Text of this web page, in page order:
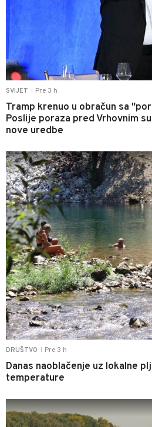
SVIJET Pre 3 h
Tramp krenuo u obračun sa
Poslije poraza pred Vrhovnim
nove uredbe
DRUŠTVO Pre 3 h
Danas naoblačenje uz lokalne
temperature